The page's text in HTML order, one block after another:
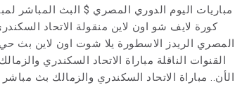
مباريات اليوم الدوري المصري $ البث المباشر
كورة لايف شو اون لاين منقولة الاتحاد
المصري الريدز الاسطورة يلا شوت اون لاين بث